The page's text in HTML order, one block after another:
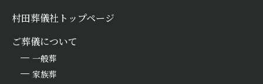
村田葬儀社トップページ
ご葬儀について
一般葬
家族葬